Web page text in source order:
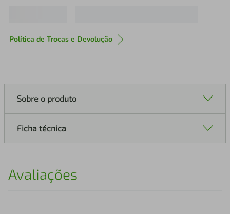
Política de Trocas e Devolução
Sobre o produto
Ficha técnica
Avaliações